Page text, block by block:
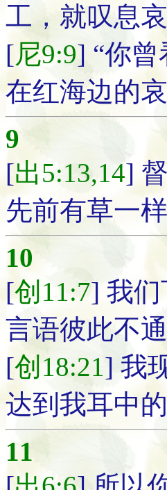
工，就叹息
[尼9:9] “你
在红海边的哀
9
[出5:13,14]
先前有草一
10
[创11:7] 我们
言语彼此不
[创18:21] 我
达到我耳中
11